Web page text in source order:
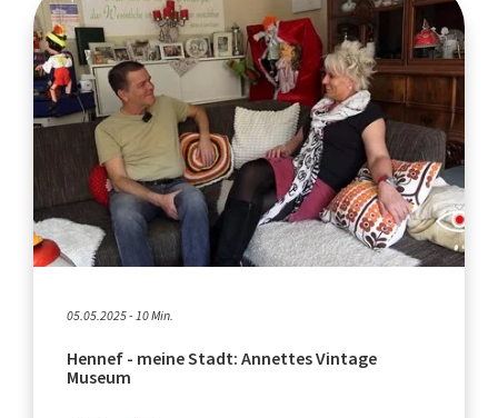
05.05.2025 - 10 Min.
Hennef - meine Stadt: Annettes Vintage
Museum